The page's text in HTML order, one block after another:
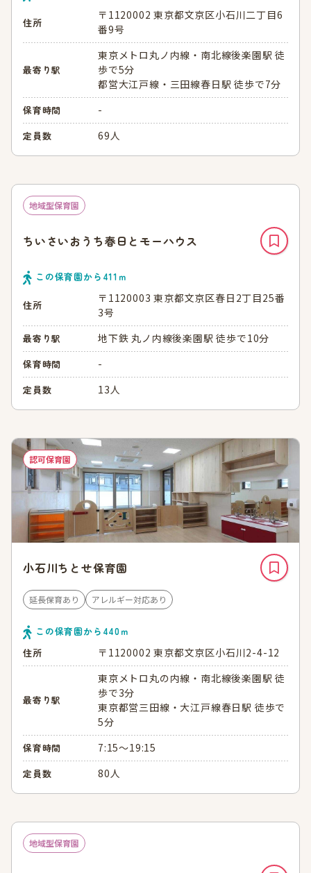
住所
〒1120002 東京都文京区小石川二丁目6
番9号
最寄り駅
東京メトロ丸ノ内線・南北線後楽園駅 徒
歩で5分
都営大江戸線・三田線春日駅 徒歩で7分
保育時間 -
定員数 69人
地域型保育園
ちいさいおうち春日とモーハウス
この保育園から 411 ｍ
住所
〒1120003 東京都文京区春日2丁目25番
3号
最寄り駅 地下鉄 丸ノ内線後楽園駅 徒歩で10分
保育時間 -
定員数 13人
認可保育園
小石川ちとせ保育園
延長保育あり アレルギー対応あり
この保育園から 440ｍ
住所
〒1120002 東京都文京区小石川2-4-12
最寄り駅
東京メトロ丸の内線・南北線後楽園駅 徒
歩で3分
東京都営三田線・大江戸線春日駅 徒歩で
5分
保育時間 7:15～19:15
定員数 80人
地域型保育園